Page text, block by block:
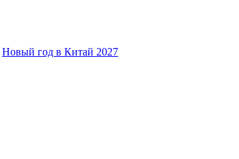
Новый год в Китай 2027